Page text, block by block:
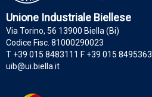
Unione Industriale Biellese
Via Torino, 56 13900 Biella (Bi)
Codice Fisc. 81000290023
T +39 015 8483111 F +39 015 8495363
uib@ui.biella.it